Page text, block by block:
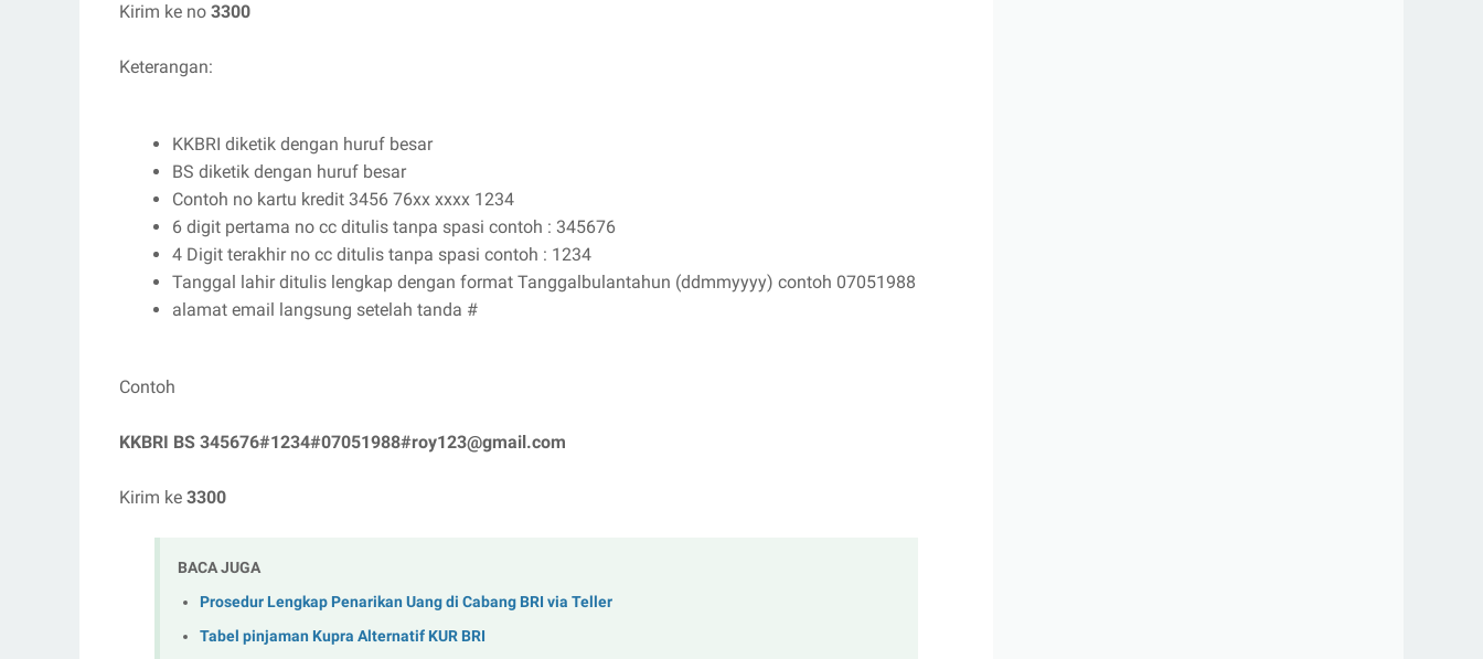
Kirim ke no 3300
Keterangan:
KKBRI diketik dengan huruf besar
BS diketik dengan huruf besar
Contoh no kartu kredit 3456 76xx xxxx 1234
6 digit pertama no cc ditulis tanpa spasi contoh : 345676
4 Digit terakhir no cc ditulis tanpa spasi contoh : 1234
Tanggal lahir ditulis lengkap dengan format Tanggalbulantahun (ddmmyyyy) contoh 07051988
alamat email langsung setelah tanda #
Contoh
KKBRI BS 345676#1234#07051988#roy123@gmail.com
Kirim ke 3300
BACA JUGA
Prosedur Lengkap Penarikan Uang di Cabang BRI via Teller
Tabel pinjaman Kupra Alternatif KUR BRI